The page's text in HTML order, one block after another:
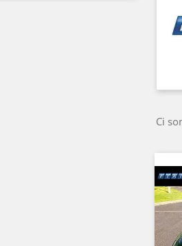
Ci